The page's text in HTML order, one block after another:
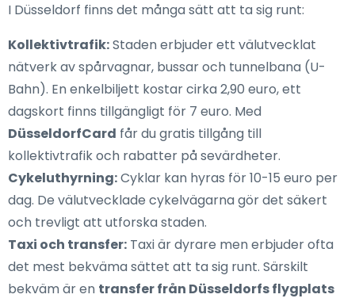
I Düsseldorf finns det många sätt att ta sig runt:
Kollektivtrafik:Staden erbjuder ett välutvecklat
nätverk av spårvagnar, bussar och tunnelbana (U-
Bahn). En enkelbiljett kostar cirka 2,90 euro, ett
dagskort finns tillgängligt för 7 euro. Med
DüsseldorfCard får du gratis tillgång till
kollektivtrafik och rabatter på sevärdheter.
Cykeluthyrning:Cyklar kan hyras för 10-15 euro per
dag. De välutvecklade cykelvägarna gör det säkert
och trevligt att utforska staden.
Taxi och transfer: Taxi är dyrare men erbjuder ofta
det mest bekväma sättet att ta sig runt. Särskilt
bekväm är en transfer från Düsseldorfs flygplats